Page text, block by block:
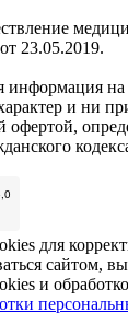
23.05.2019.
информация
и ни
офертой,
для
сайтом,
и